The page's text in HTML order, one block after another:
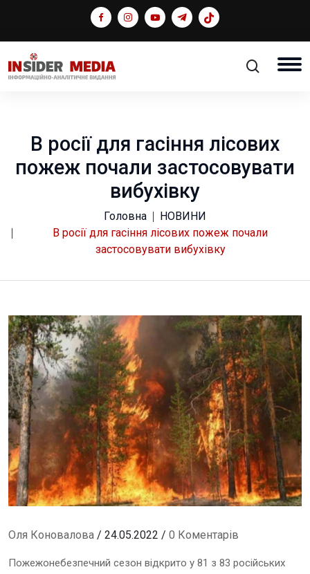
В росії для гасіння лісових
пожеж почали застосовувати
вибухівку
Головна
НОВИНИ
В росії для гасіння лісових пожеж почали
застосовувати вибухівку
Оля Коновалова / 24.05.2022 / 0 Коментарів
Пожежонебезпечний сезон відкрито у 81 з 83 російських